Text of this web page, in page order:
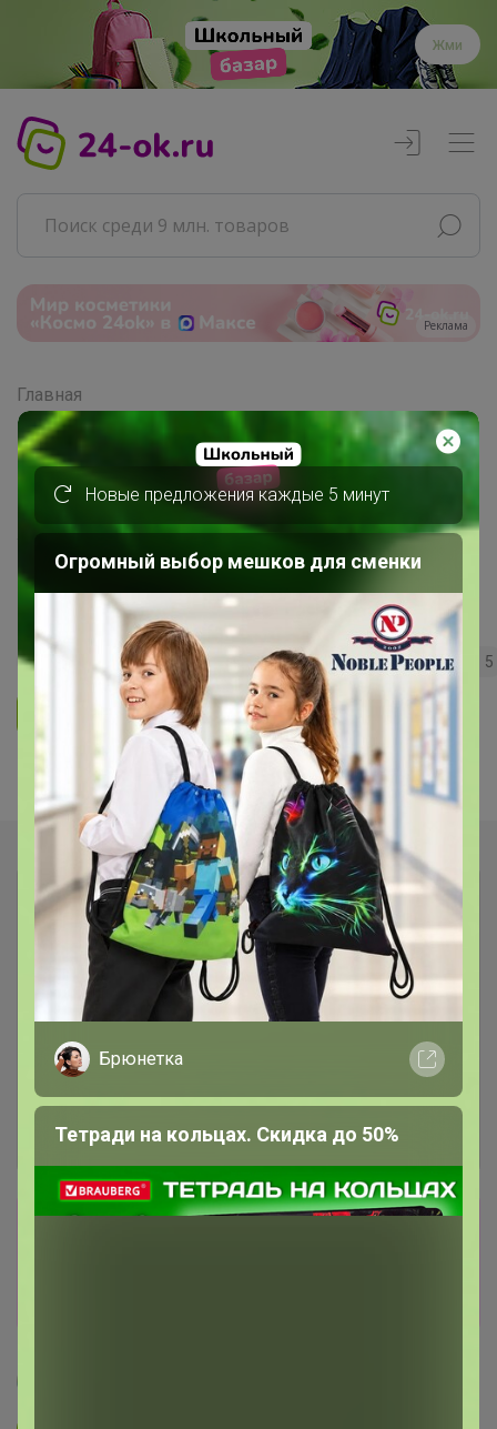
Жми
Реклама
Главная
Совместные покупки
АРХИВ СП
Продукты
***Кондитерская витрина*** Всё
для кондитеров и любителей
вкусно поесть!
5.0 35.7K 36.3K 3.7K 5
Показаны записи1-3 из3.
Новые предложения каждые 5 минут
Огромный выбор мешков для сменки
Брюнетка
Тетради на кольцах. Скидка до 50%